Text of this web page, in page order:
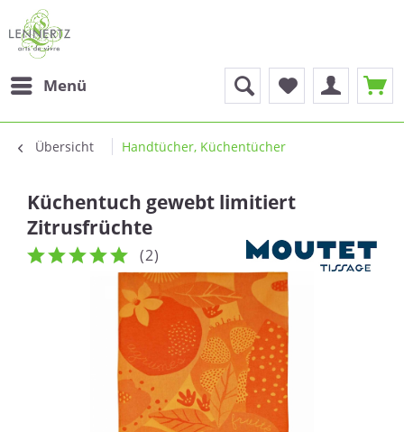
Menü
Übersicht Handtücher, Küchentücher
Küchentuch gewebt limitiert
Zitrusfrüchte
(2)